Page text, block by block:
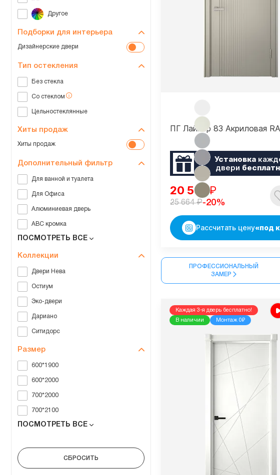
Подборки для интерьера
Дизайнерские двери
Тип остекления
Без стекла
Со стеклом
Цельностеклянные
Хиты продаж
Хиты продаж
Дополнительный фильтр
Для ванной и туалета
Для Офиса
Алюминиевая дверь
ABC кромка
ПОСМОТРЕТЬ ВСЕ
Коллекции
Двери Нева
Остиум
Эко-двери
Дариано
Ситидорс
Размер
600*1900
600*2000
700*2000
700*2100
ПОСМОТРЕТЬ ВСЕ
ПГ Лайнер 83 Акриловая
Установка
двери
20 531₽
25 664₽-20%
Рассчитать цену«под
ПРОФЕССИОНАЛЬНЫЙ
ЗАМЕР
Каждая 3-я дверь бесплатно!
В наличии
Монтаж 0₽